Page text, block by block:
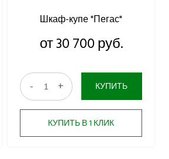
Шкаф-купе "Пегас"
от 30 700 руб.
- + КУПИТЬ
КУПИТЬ В 1 КЛИК